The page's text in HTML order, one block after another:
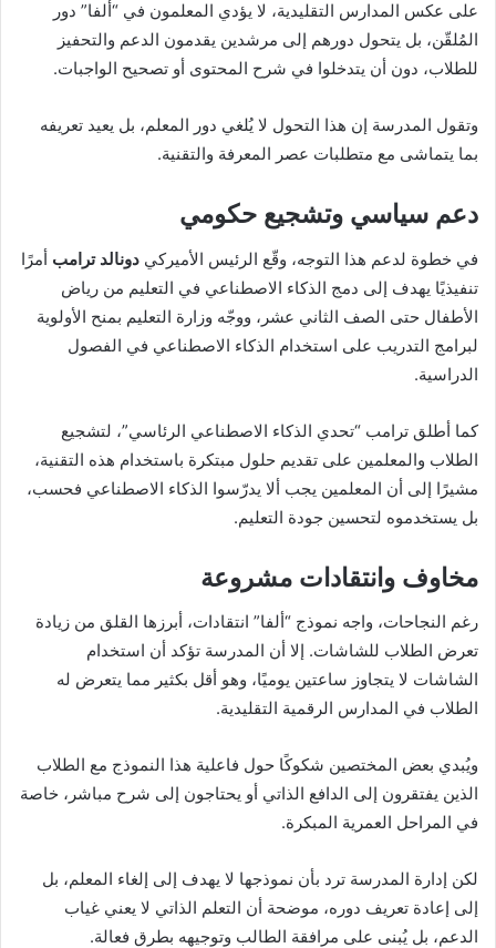
على عكس المدارس التقليدية، لا يؤدي المعلمون في “ألفا” دور
المُلقّن، بل يتحول دورهم إلى مرشدين يقدمون الدعم والتحفيز
للطلاب، دون أن يتدخلوا في شرح المحتوى أو تصحيح الواجبات.
وتقول المدرسة إن هذا التحول لا يُلغي دور المعلم، بل يعيد تعريفه
بما يتماشى مع متطلبات عصر المعرفة والتقنية.
دعم سياسي وتشجيع حكومي
في خطوة لدعم هذا التوجه، وقّع الرئيس الأميركي دونالد ترامب أمرًا
تنفيذيًا يهدف إلى دمج الذكاء الاصطناعي في التعليم من رياض
الأطفال حتى الصف الثاني عشر، ووجّه وزارة التعليم بمنح الأولوية
لبرامج التدريب على استخدام الذكاء الاصطناعي في الفصول
الدراسية.
كما أطلق ترامب “تحدي الذكاء الاصطناعي الرئاسي”، لتشجيع
الطلاب والمعلمين على تقديم حلول مبتكرة باستخدام هذه التقنية،
مشيرًا إلى أن المعلمين يجب ألا يدرّسوا الذكاء الاصطناعي فحسب،
بل يستخدموه لتحسين جودة التعليم.
مخاوف وانتقادات مشروعة
رغم النجاحات، واجه نموذج “ألفا” انتقادات، أبرزها القلق من زيادة
تعرض الطلاب للشاشات. إلا أن المدرسة تؤكد أن استخدام
الشاشات لا يتجاوز ساعتين يوميًا، وهو أقل بكثير مما يتعرض له
الطلاب في المدارس الرقمية التقليدية.
ويُبدي بعض المختصين شكوكًا حول فاعلية هذا النموذج مع الطلاب
الذين يفتقرون إلى الدافع الذاتي أو يحتاجون إلى شرح مباشر، خاصة
في المراحل العمرية المبكرة.
لكن إدارة المدرسة ترد بأن نموذجها لا يهدف إلى إلغاء المعلم، بل
إلى إعادة تعريف دوره، موضحة أن التعلم الذاتي لا يعني غياب
الدعم، بل يُبنى على مرافقة الطالب وتوجيهه بطرق فعالة.